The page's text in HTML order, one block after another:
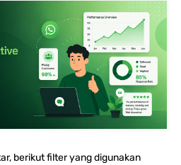
berikut filter yang digunakan